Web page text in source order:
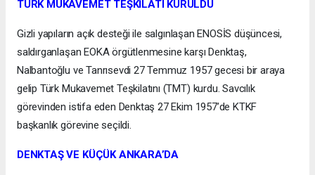
TÜRK MUKAVEMET TEŞKİLATI KURULDU
Gizli yapıların açık desteği ile salgınlaşan ENOSİS düşüncesi,
saldırganlaşan EOKA örgütlenmesine karşı Denktaş,
Nalbantoğlu ve Tanrısevdi 27 Temmuz 1957 gecesi bir araya
gelip Türk Mukavemet Teşkilatını (TMT) kurdu. Savcılık
görevinden istifa eden Denktaş 27 Ekim 1957’de KTKF
başkanlık görevine seçildi.
DENKTAŞ VE KÜÇÜK ANKARA’DA